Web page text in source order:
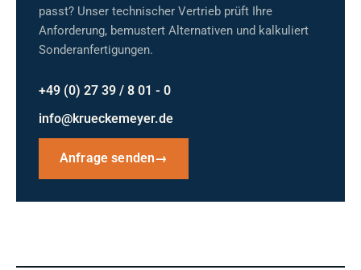
passt? Unser technischer Vertrieb prüft Ihre
Anforderung, bemustert Alternativen und kalkuliert
Sonderanfertigungen.
+49 (0) 27 39 / 8 01 - 0
info@krueckemeyer.de
Anfrage senden→